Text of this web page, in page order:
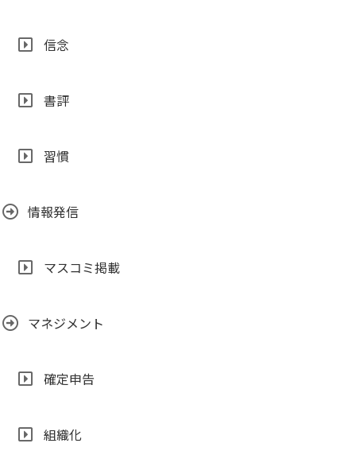
信念
書評
習慣
情報発信
マスコミ掲載
マネジメント
確定申告
組織化